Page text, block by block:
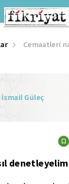
Cemaatleri
İsmail Güleç